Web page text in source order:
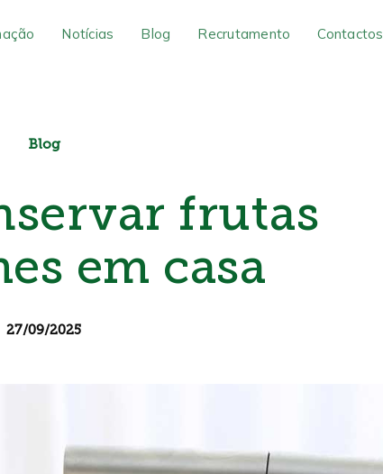
Notícias Blog Recrutamento Contactos
Blog
frutas
em casa
27/09/2025